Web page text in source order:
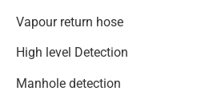
Vapour return hose
High level Detection
Manhole detection